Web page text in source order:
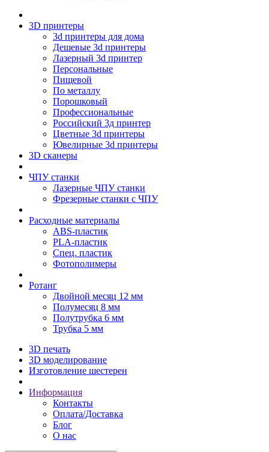
3D принтеры
3d принтеры для дома
Дешевые 3d принтеры
Лазерный 3d принтер
Персональные
Пищевой
По металлу
Порошковый
Профессиональные
Российский 3д принтер
Цветные 3d принтеры
Ювелирные 3d принтеры
3D сканеры
ЧПУ станки
Лазерные ЧПУ станки
Фрезерные станки с ЧПУ
Расходные материалы
ABS-пластик
PLA-пластик
Спец. пластик
Фотополимеры
Ротанг
Двойной месяц 12 мм
Полумесяц 8 мм
Полутрубка 6 мм
Трубка 5 мм
3D печать
3D моделирование
Изготовление шестерен
Информация
Контакты
Оплата/Доставка
Блог
О нас